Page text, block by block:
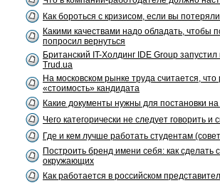
Как бороться с кризисом, если вы
Какими качествами надо обладать, чтобы
попросил вернуться
Британский IT-Холдинг IDE Group
Trud.ua
На московском рынке труда считается,
«стоимость» кандидата
Какие документы нужны для постановки
Чего категорически не следует говорить
Где и кем лучше работать студентам
Построить бренд имени себя: как
окружающих
Как работается в российском